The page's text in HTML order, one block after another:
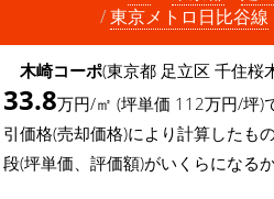
東京メトロ日比谷線
木崎コーポ(東京都 足立区 千住桜
33.8万円/㎡ (坪単価 112万円/坪)
引価格(売却価格)により計算したも
段(坪単価、評価額)がいくらになる